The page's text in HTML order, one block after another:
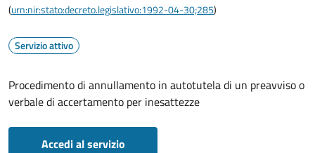
(urn:nir:stato:decreto.legislativo:1992-04-30;285)
Servizio attivo
Procedimento di annullamento in autotutela di un preavviso o
verbale di accertamento per inesattezze
Accedi al servizio